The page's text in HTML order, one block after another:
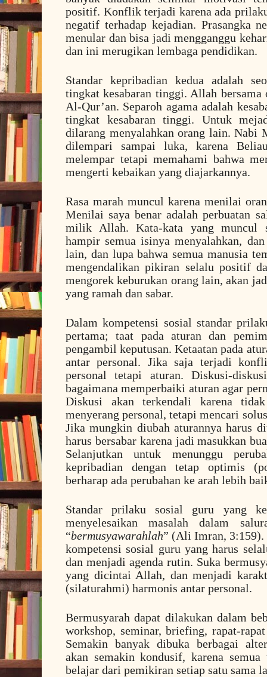
positif. Konflik terjadi karena ada
negatif terhadap kejadian. Prasangka
menular dan bisa jadi mengganggu
dan ini merugikan lembaga pendidikan.
Standar kepribadian kedua adalah
tingkat kesabaran tinggi. Allah
Al-Qur’an. Separoh agama adalah
tingkat kesabaran tinggi. Untuk
dilarang menyalahkan orang lain. Nabi
dilempari sampai luka, karena
melempar tetapi memahami bahwa
mengerti kebaikan yang diajarkannya.
Rasa marah muncul karena menilai
Menilai saya benar adalah perbuatan
milik Allah. Kata-kata yang muncul
hampir semua isinya menyalahkan,
lain, dan lupa bahwa semua manusia
mengendalikan pikiran selalu positif
mengorek keburukan orang lain, akan
yang ramah dan sabar.
Dalam kompetensi sosial standar
pertama; taat pada aturan dan
pengambil keputusan. Ketaatan pada
antar personal. Jika saja terjadi
personal tetapi aturan. Diskusi-
bagaimana memperbaiki aturan agar
Diskusi akan terkendali karena
menyerang personal, tetapi mencari
Jika mungkin diubah aturannya harus
harus bersabar karena jadi masukkan
Selanjutkan untuk menunggu
kepribadian dengan tetap optimis
berharap ada perubahan ke arah lebih
Standar prilaku sosial guru yang
menyelesaikan masalah dalam
“bermusyawarahlah” (Ali Imran, 3:159).
kompetensi sosial guru yang harus
dan menjadi agenda rutin. Suka
yang dicintai Allah, dan menjadi
(silaturahmi) harmonis antar personal.
Bermusyarah dapat dilakukan dalam
workshop, seminar, briefing, rapat-
Semakin banyak dibuka berbagai
akan semakin kondusif, karena
belajar dari pemikiran setiap satu sama